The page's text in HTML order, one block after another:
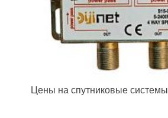
Цены на спутниковые системы